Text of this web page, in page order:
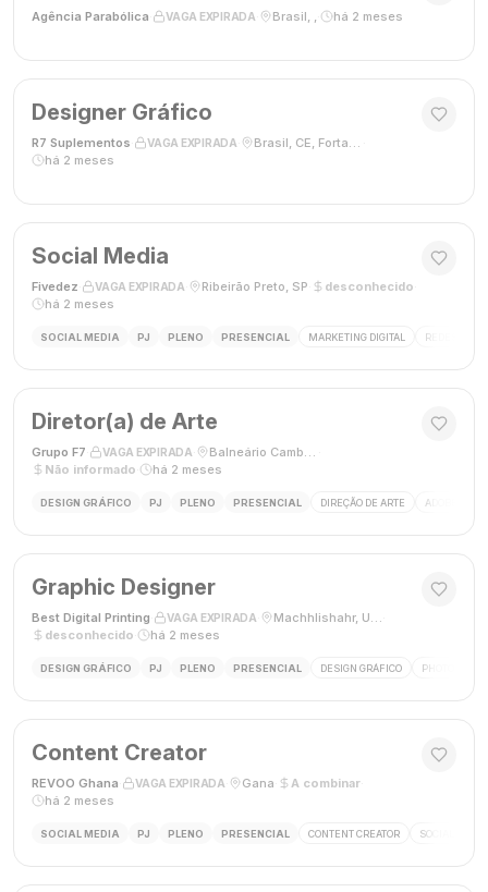
Agência Parabólica VAGA EXPIRADA Brasil, , há 2 meses
Designer Gráfico
R7 Suplementos VAGA EXPIRADA Brasil, CE, Fortaleza
há 2 meses
Social Media
Fivedez VAGA EXPIRADA Ribeirão Preto, SP desconhecido
há 2 meses
SOCIAL MEDIA PJ PLENO PRESENCIAL MARKETING DIGITAL REDES
Diretor(a) de Arte
Grupo F7 VAGA EXPIRADA Balneário Camboriú, SC, Brasil
Não informado
há 2 meses
DESIGN GRÁFICO PJ PLENO PRESENCIAL DIREÇÃO DE ARTE ADOBE
Graphic Designer
Best Digital Printing VAGA EXPIRADA Machhlishahr, Uttar Pradesh, Índia
desconhecido
há 2 meses
DESIGN GRÁFICO PJ PLENO PRESENCIAL DESIGN GRÁFICO PHOTOSHOP
Content Creator
REVOO Ghana VAGA EXPIRADA Gana A combinar·
há 2 meses
SOCIAL MEDIA PJ PLENO PRESENCIAL CONTENT CREATOR SOCIAL MEDIA